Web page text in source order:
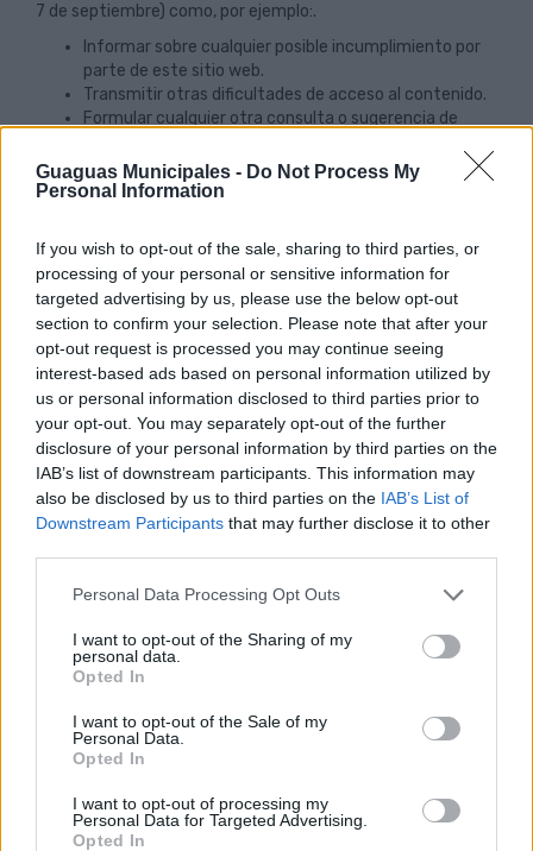
Guaguas Municipales - Do Not Process My
Personal Information
If you wish to opt-out of the sale, sharing to third parties, or
processing of your personal or sensitive information for
targeted advertising by us, please use the below opt-out
section to confirm your selection. Please note that after your
opt-out request is processed you may continue seeing
interest-based ads based on personal information utilized by
us or personal information disclosed to third parties prior to
your opt-out. You may separately opt-out of the further
disclosure of your personal information by third parties on the
IAB’s list of downstream participants. This information may
also be disclosed by us to third parties on the IAB’s List of
Downstream Participants that may further disclose it to other
Personal Data Processing Opt Outs
I want to opt-out of the Sharing of my
personal data.
Opted In
I want to opt-out of the Sale of my
Personal Data.
Opted In
I want to opt-out of processing my
Personal Data for Targeted Advertising.
Opted In
7 de septiembre) como, por ejemplo:.
Informar sobre cualquier posible incumplimiento por
parte de este sitio web.
Transmitir otras dificultades de acceso al contenido.
Formular cualquier otra consulta o sugerencia de
A través de las siguientes vías:.
Teléfono: 928305800.
Formulario de contacto:
https://www.guaguas.com/atencion-al-
cliente/formulario-de-consulta
Presencialmente: En la Oficinas Centrales, Calle Arequipa
s/n Urbanización Industrial El Sebadal, 35008. Las Palmas
de Gran Canaria..
Procedimiento de aplicación.
El procedimiento de reclamación recogido en el artículo 13
del Real Decreto 1112/2018, de 7 de septiembre, entró en
vigor el 23 de septiembre de 2020.
El sitio web está optimizado para los navegadores Microsoft
Internet Explorer 8.0 o versiones superiores y las últimas
versiones vigentes de FireFox, Safari, Opera y Google
Chrome.
El sitio web está diseñado para su visualización responsive,
con lo que se visualiza de forma óptima en los dispositivos
tablets y móviles. En estos dispositivos está optimizado
Chrome for mobile, Firefox for mobile, Safari mobile, Opera
Mini y navegador nativo de Android.